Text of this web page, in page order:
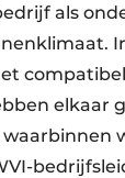
als
elkaar